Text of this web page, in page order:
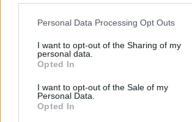
Please note that this website/app uses one
not limited to your visit or usage behaviour.
grant or deny consent to Google and its
use your data for below specified purposes
consent section.
Personal Data Processing Opt Outs
I want to opt-out of the Sharing of my
personal data.
Opted In
I want to opt-out of the Sale of my
Personal Data.
Opted In